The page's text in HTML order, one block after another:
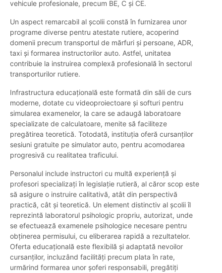
vehicule profesionale, precum BE, C și CE.
Un aspect remarcabil al școlii constă în furnizarea unor
programe diverse pentru atestate rutiere, acoperind
domenii precum transportul de mărfuri și persoane, ADR,
taxi și formarea instructorilor auto. Astfel, unitatea
contribuie la instruirea complexă profesională în sectorul
transporturilor rutiere.
Infrastructura educațională este formată din săli de curs
moderne, dotate cu videoproiectoare și softuri pentru
simularea examenelor, la care se adaugă laboratoare
specializate de calculatoare, menite să faciliteze
pregătirea teoretică. Totodată, instituția oferă cursanților
sesiuni gratuite pe simulator auto, pentru acomodarea
progresivă cu realitatea traficului.
Personalul include instructori cu multă experiență și
profesori specializați în legislație rutieră, al căror scop este
să asigure o instruire calitativă, atât din perspectivă
practică, cât și teoretică. Un element distinctiv al școlii îl
reprezintă laboratorul psihologic propriu, autorizat, unde
se efectuează examenele psihologice necesare pentru
obținerea permisului, cu eliberarea rapidă a rezultatelor.
Oferta educațională este flexibilă și adaptată nevoilor
cursanților, incluzând facilități precum plata în rate,
urmărind formarea unor șoferi responsabili, pregătiți